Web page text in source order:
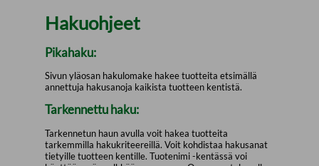
Hakuohjeet
Pikahaku:
Sivun yläosan hakulomake hakee tuotteita etsimällä
annettuja hakusanoja kaikista tuotteen kentistä.
Tarkennettu haku:
Tarkennetun haun avulla voit hakea tuotteita
tarkemmilla hakukriteereillä. Voit kohdistaa hakusanat
tietyille tuotteen kentille. Tuotenimi -kentässä voi